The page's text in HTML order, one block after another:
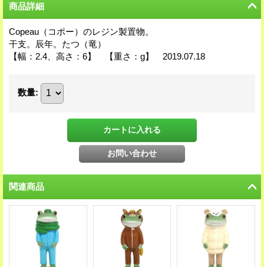
商品詳細
Copeau（コポー）のレジン製置物。
干支。辰年。たつ（竜）
【幅：2.4、高さ：6】 【重さ：g】 2019.07.18
数量:
関連商品